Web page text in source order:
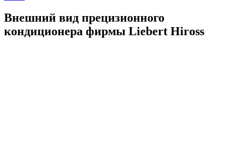
Внешний вид прецизионного
кондиционера фирмы Liebert Hiross